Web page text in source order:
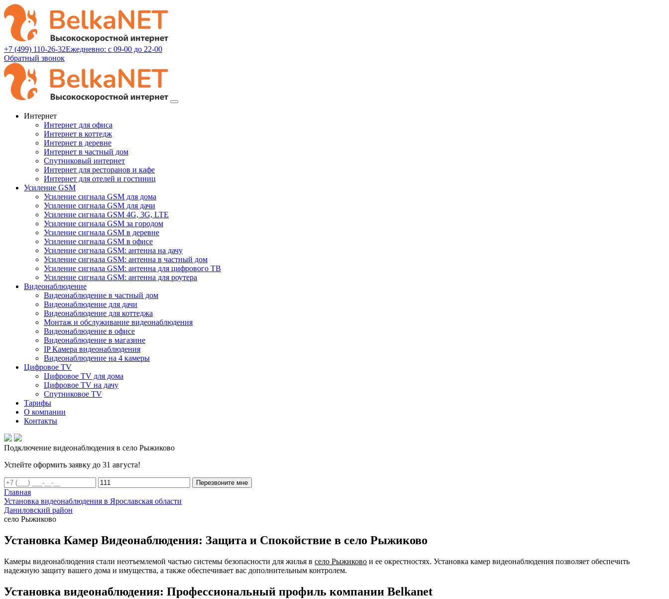
+7 (499) 110-26-32Ежедневно: с 09-00 до 22-00
Обратный звонок
Интернет
Интернет для офиса
Интернет в коттедж
Интернет в деревне
Интернет в частный дом
Спутниковый интернет
Интернет для ресторанов и кафе
Интернет для отелей и гостиниц
Усиление GSM
Усиление сигнала GSM для дома
Усиление сигнала GSM для дачи
Усиление сигнала GSM 4G, 3G, LTE
Усиление сигнала GSM за городом
Усиление сигнала GSM в деревне
Усиление сигнала GSM в офисе
Усиление сигнала GSM: антенна на дачу
Усиление сигнала GSM: антенна в частный дом
Усиление сигнала GSM: антенна для цифрового ТВ
Усиление сигнала GSM: антенна для роутера
Видеонаблюдение
Видеонаблюдение в частный дом
Видеонаблюдение для дачи
Видеонаблюдение для коттеджа
Монтаж и обслуживание видеонаблюдения
Видеонаблюдение в офисе
Видеонаблюдение в магазине
IP Камера видеонаблюдения
Видеонаблюдение на 4 камеры
Цифровое TV
Цифровое TV для дома
Цифровое TV на дачу
Спутниковое TV
Тарифы
О компании
Контакты
Подключение видеонаблюдения в село Рыжиково
Успейте оформить заявку до 31 августа!
Перезвоните мне
Главная
Установка видеонаблюдения в Ярославская области
Даниловский район
село Рыжиково
Установка Камер Видеонаблюдения: Защита и Спокойствие в село Рыжиково
Камеры видеонаблюдения стали неотъемлемой частью системы безопасности для жилья в село Рыжиково и ее окрестностях. Установка камер видеонаблюдения позволяет обеспечить
надежную защиту вашего дома и имущества, а также обеспечивает вас дополнительным контролем.
Установка видеонаблюдения: Профессиональный профиль компании Belkanet